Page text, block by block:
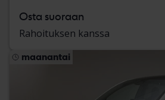
Osta suoraan
Rahoituksen kanssa
maanantai